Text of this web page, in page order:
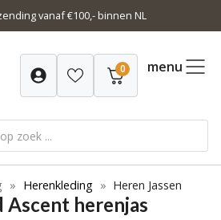
vanaf €100,- binnen NL
0 menu
» Herenkleding » Heren Jassen
Ascent herenjas